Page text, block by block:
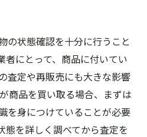
の状態確認を十分に行うこと
者にとって、商品に付いてい
査定や再販売にも大きな影響
商品を買い取る場合、まずは
を身につけていることが必要
態を詳しく調べてから査定を